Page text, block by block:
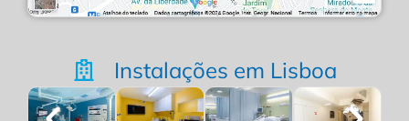
Instalações em Lisboa